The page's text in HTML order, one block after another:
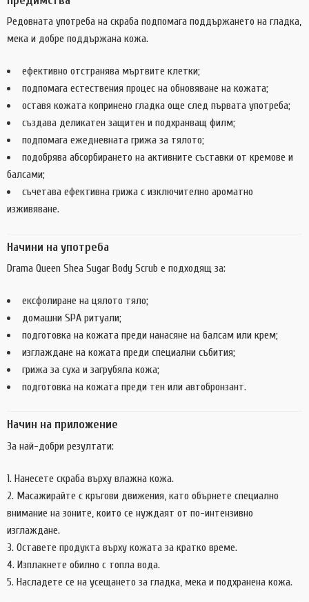
Редовната употреба на скраба подпомага поддържането на гладка,
мека и добре поддържана кожа.
ефективно отстранява мъртвите клетки;
подпомага естествения процес на обновяване на кожата;
оставя кожата копринено гладка още след първата употреба;
създава деликатен защитен и подхранващ филм;
подпомага ежедневната грижа за тялото;
подобрява абсорбирането на активните съставки от кремове и
балсами;
съчетава ефективна грижа с изключително ароматно
изживяване.
Начини на употреба
Drama Queen Shea Sugar Body Scrub е подходящ за:
ексфолиране на цялото тяло;
домашни SPA ритуали;
подготовка на кожата преди нанасяне на балсам или крем;
изглаждане на кожата преди специални събития;
грижа за суха и загрубяла кожа;
подготовка на кожата преди тен или автобронзант.
Начин на приложение
За най-добри резултати:
Нанесете скраба върху влажна кожа.
Масажирайте с кръгови движения, като обърнете специално
внимание на зоните, които се нуждаят от по-интензивно
изглаждане.
Оставете продукта върху кожата за кратко време.
Изплакнете обилно с топла вода.
Насладете се на усещането за гладка, мека и подхранена кожа.